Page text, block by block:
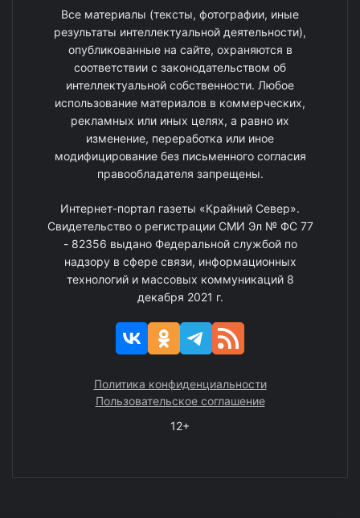
Все материалы (тексты, фотографии, иные
результаты интеллектуальной деятельности),
опубликованные на сайте, охраняются в
соответствии с законодательством об
интеллектуальной собственности. Любое
использование материалов в коммерческих,
рекламных или иных целях, а равно их
изменение, переработка или иное
модифицирование без письменного согласия
правообладателя запрещены.
Интернет-портал газеты «Крайний Север».
Свидетельство о регистрации СМИ Эл № ФС 77
- 82356 выдано Федеральной службой по
надзору в сфере связи, информационных
технологий и массовых коммуникаций 8
декабря 2021 г.
Политика конфиденциальности
Пользовательское соглашение
12+